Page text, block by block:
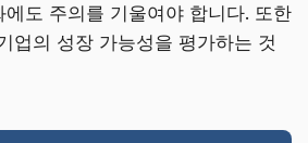
에도 주의를 기울여야 합니다. 또한
업의 성장 가능성을 평가하는 것